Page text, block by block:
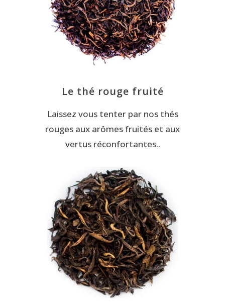
Le thé rouge fruité
Laissez vous tenter par nos thés
rouges aux arômes fruités et aux
vertus réconfortantes..